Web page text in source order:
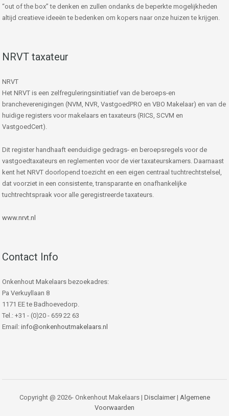
“out of the box” te denken en zullen ondanks de beperkte mogelijkheden
altijd creatieve ideeën te bedenken om kopers naar onze huizen te krijgen.
NRVT taxateur
NRVT
Het NRVT is een zelfreguleringsinitiatief van de beroeps-en
brancheverenigingen (NVM, NVR, VastgoedPRO en VBO Makelaar) en van de
huidige registers voor makelaars en taxateurs (RICS, SCVM en
VastgoedCert).
Dit register handhaaft eenduidige gedrags- en beroepsregels voor de
vastgoedtaxateurs en reglementen voor de vier taxateurskamers. Daarnaast
kent het NRVT doorlopend toezicht en een eigen centraal tuchtrechtstelsel,
dat voorziet in een consistente, transparante en onafhankelijke
tuchtrechtspraak voor alle geregistreerde taxateurs.
www.nrvt.nl
Contact Info
Onkenhout Makelaars bezoekadres:
Pa Verkuyllaan 8
1171 EE te Badhoevedorp.
Tel.: +31 - (0)20 - 659 22 63
Email: info@onkenhoutmakelaars.nl
Copyright @ 2026- Onkenhout Makelaars | Disclaimer| Algemene
Voorwaarden